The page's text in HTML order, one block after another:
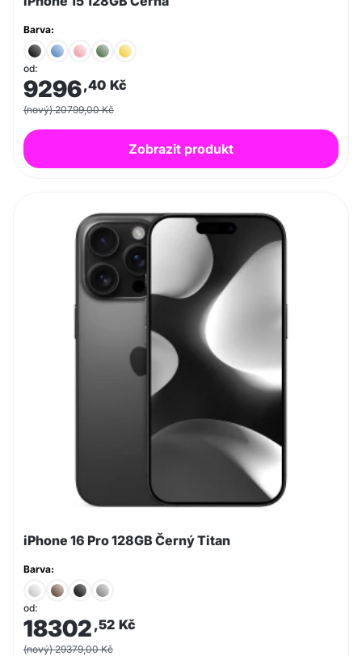
Barva:
od:
9296,40 Kč
(nový) 20799,00 Kč
Zobrazit produkt
iPhone 16 Pro 128GB Černý Titan
Barva:
od:
18302 ,52 Kč
(nový) 29379,00 Kč